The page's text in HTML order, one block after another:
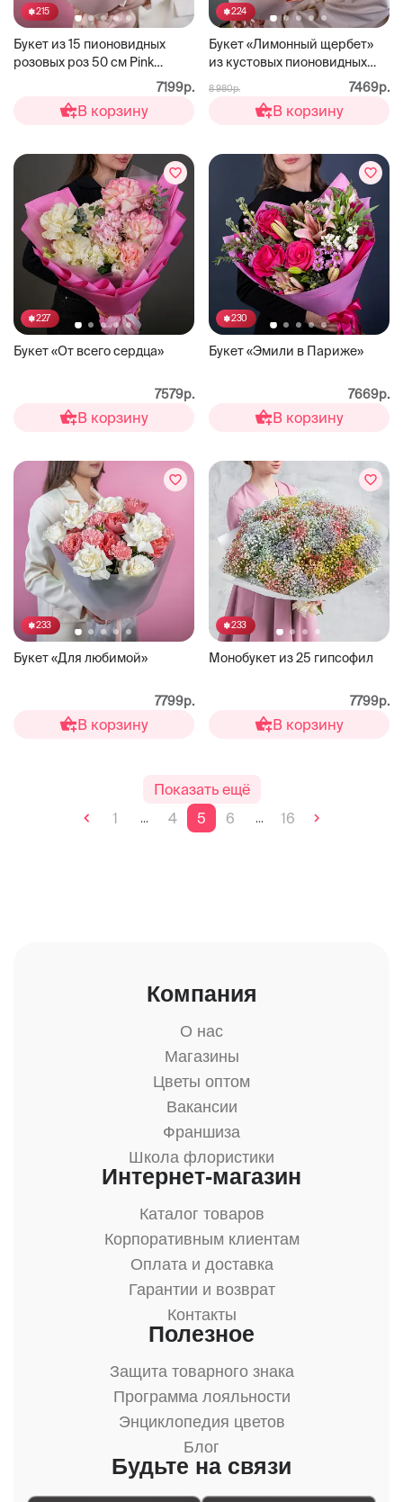
215
Букет из 15 пионовидных
розовых роз 50 см Pink
7199р.
В корзину
224
Букет «Лимонный щербет»
из кустовых пионовидных
8 980р. 7469р.
В корзину
227
Букет «От всего сердца»
7579р.
В корзину
230
Букет «Эмили в Париже»
7669р.
В корзину
233
Букет «Для любимой»
7799р.
В корзину
233
Монобукет из 25 гипсофил
7799р.
В корзину
Показать ещё
1
... 4 5 6 ... 16
Компания
О нас
Магазины
Цветы оптом
Вакансии
Франшиза
Школа флористики
Интернет-магазин
Каталог товаров
Корпоративным клиентам
Оплата и доставка
Гарантии и возврат
Контакты
Полезное
Защита товарного знака
Программа лояльности
Энциклопедия цветов
Блог
Будьте на связи